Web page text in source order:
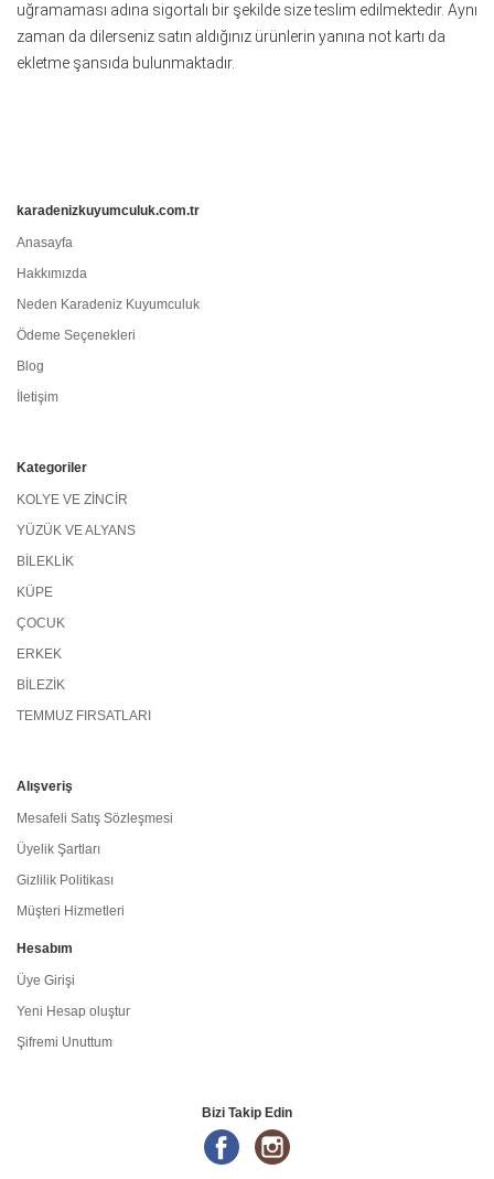
uğramaması adına sigortalı bir şekilde size teslim edilmektedir. Aynı
zaman da dilerseniz satın aldığınız ürünlerin yanına not kartı da
ekletme şansıda bulunmaktadır.
karadenizkuyumculuk.com.tr
Anasayfa
Hakkımızda
Neden Karadeniz Kuyumculuk
Ödeme Seçenekleri
Blog
İletişim
Kategoriler
KOLYE VE ZİNCİR
YÜZÜK VE ALYANS
BİLEKLİK
KÜPE
ÇOCUK
ERKEK
BİLEZİK
TEMMUZ FIRSATLARI
Alışveriş
Mesafeli Satış Sözleşmesi
Üyelik Şartları
Gizlilik Politikası
Müşteri Hizmetleri
Hesabım
Üye Girişi
Yeni Hesap oluştur
Şifremi Unuttum
Bizi Takip Edin